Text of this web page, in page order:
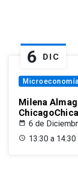
6 DIC
Milena
6 de
13:30 a 14:30